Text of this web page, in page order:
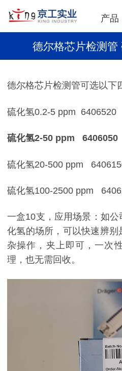
产品
德尔格芯片检测
德尔格芯片检测管可选以下
硫化氢0.2-5 ppm 6406520
硫化氢2-50 ppm 6406050
硫化氢20-500 ppm
硫化氢100-2500 ppm
一盒10支，应用场景：如
化氢的场所，可以快速辨
杂操作，夹上即可，一次
理，也无需回收。